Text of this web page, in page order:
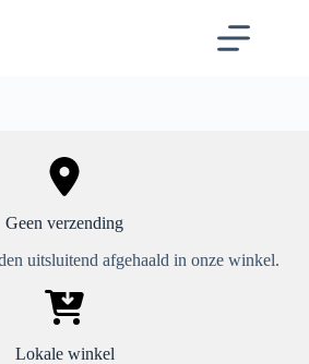
Geen verzending
uitsluitend afgehaald in onze winkel.
Lokale winkel